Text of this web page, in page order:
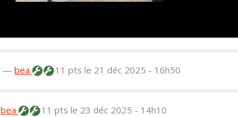
— bea 11 pts le 21 déc 2025 - 16h50
bea 11 pts le 23 déc 2025 - 14h10